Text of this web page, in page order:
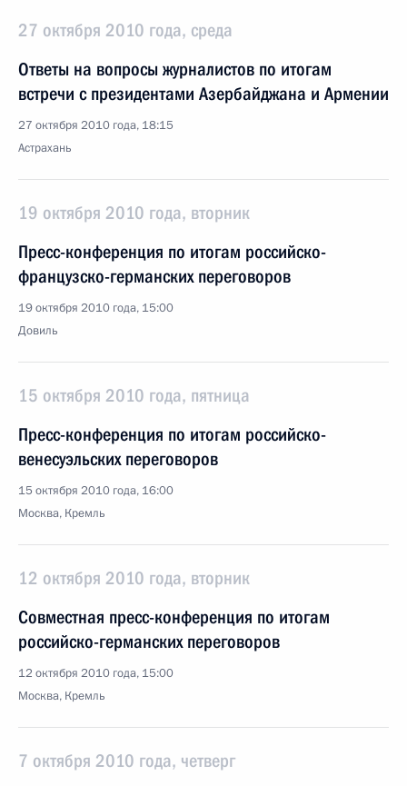
27 октября 2010 года, среда
Ответы на вопросы журналистов по итогам
встречи с президентами Азербайджана и Армении
27 октября 2010 года, 18:15
Астрахань
19 октября 2010 года, вторник
Пресс-конференция по итогам российско-
французско-германских переговоров
19 октября 2010 года, 15:00
Довиль
15 октября 2010 года, пятница
Пресс-конференция по итогам российско-
венесуэльских переговоров
15 октября 2010 года, 16:00
Москва, Кремль
12 октября 2010 года, вторник
Совместная пресс-конференция по итогам
российско-германских переговоров
12 октября 2010 года, 15:00
Москва, Кремль
7 октября 2010 года, четверг